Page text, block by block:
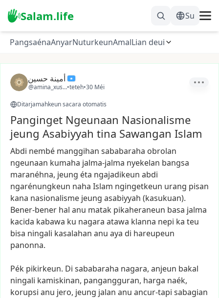
Salam.life Su
PangsaénaAnyarNuturkeunAmalLian deui
أمينة حسين
@amina_xuseen
•teteh•30 Méi
Ditarjamahkeun sacara otomatis
Panginget Ngeunaan Nasionalisme
jeung Asabiyyah tina Sawangan Islam
Abdi nembé manggihan sababaraha obrolan
ngeunaan kumaha jalma-jalma nyekelan bangsa
maranéhna, jeung éta ngajadikeun abdi
ngarénungkeun naha Islam ngingetkeun urang pisan
kana nasionalisme jeung asabiyyah (kasukuan).
Bener-bener hal anu matak pikaheraneun basa jalma
kacida kabawa ku nagara atawa klanna nepi ka teu
bisa ningali kasalahan anu aya di hareupeun
panonna.
Pék pikirkeun. Di sababaraha nagara, anjeun bakal
ningali kamiskinan, pangangguran, harga naék,
korupsi anu jero, jeung jalan anu ancur-tapi sabagian